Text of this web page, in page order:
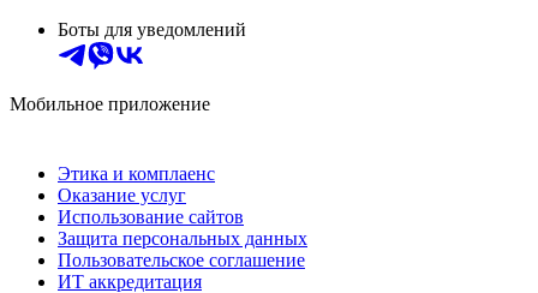
Боты для уведомлений
Мобильное приложение
Этика и комплаенс
Оказание услуг
Использование сайтов
Защита персональных данных
Пользовательское соглашение
ИТ аккредитация